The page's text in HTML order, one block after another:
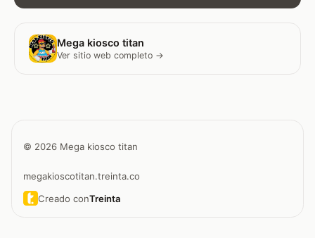
Mega kiosco titan
Ver sitio web completo →
© 2026 Mega kiosco titan
megakioscotitan.treinta.co
Creado conTreinta